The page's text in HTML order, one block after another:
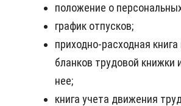
положение о
график отпусков;
приходно-расходная книга
бланков трудовой книжки
нее;
книга учета движения